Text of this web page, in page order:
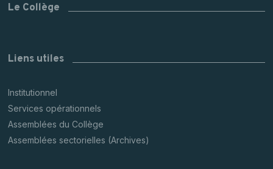
Le Collège
Liens utiles
Institutionnel
Services opérationnels
Assemblées du Collège
Assemblées sectorielles (Archives)